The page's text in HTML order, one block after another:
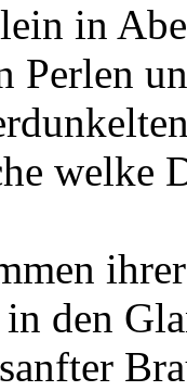
in
Perlen
welke
den